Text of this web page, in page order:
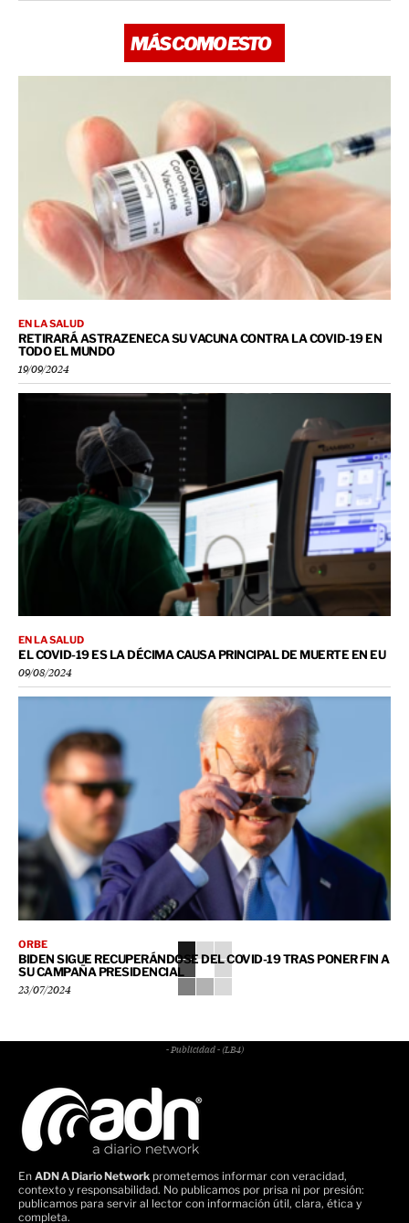
MÁS COMO ESTO
EN LA SALUD
RETIRARÁ ASTRAZENECA SU VACUNA CONTRA LA COVID-19 EN
TODO EL MUNDO
19/09/2024
EN LA SALUD
EL COVID-19 ES LA DÉCIMA CAUSA PRINCIPAL DE MUERTE EN EU
09/08/2024
ORBE
BIDEN SIGUE RECUPERÁNDOSE DEL COVID-19 TRAS PONER FIN A
SU CAMPAÑA PRESIDENCIAL
23/07/2024
- Publicidad - (LB4)
En ADN A Diario Network prometemos informar con veracidad,
contexto y responsabilidad. No publicamos por prisa ni por presión:
publicamos para servir al lector con información útil, clara, ética y
completa.